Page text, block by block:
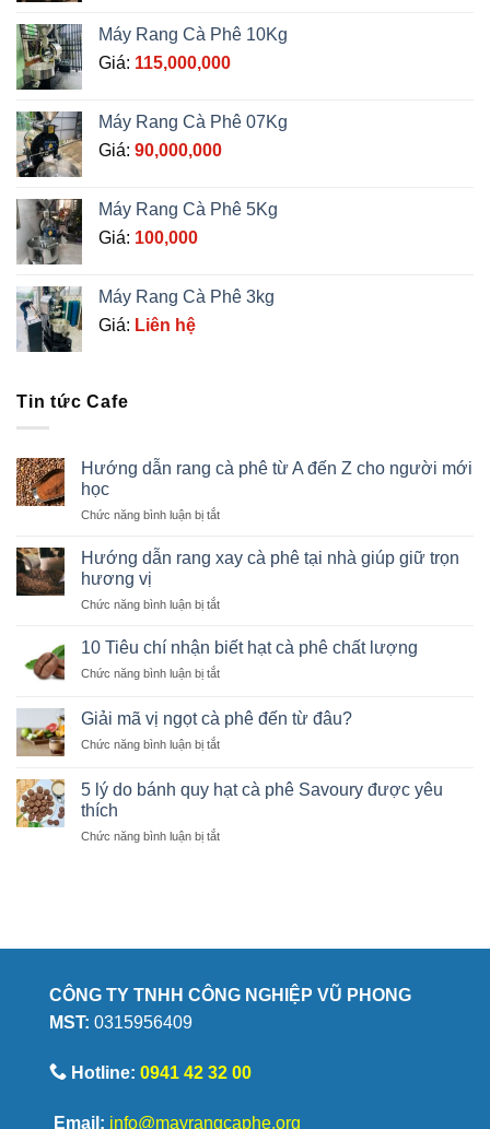
Máy Rang Cà Phê 10Kg
Giá: 115,000,000
Máy Rang Cà Phê 07Kg
Giá: 90,000,000
Máy Rang Cà Phê 5Kg
Giá: 100,000
Máy Rang Cà Phê 3kg
Giá: Liên hệ
Tin tức Cafe
Hướng dẫn rang cà phê từ A đến Z cho người mới
học
Chức năng bình luận bị tắtở
dẫn
rang
phê
A
Z
người
Hướng dẫn rang xay cà phê tại nhà giúp giữ trọn
hương vị
Chức năng bình luận bị tắtở
dẫn
xay
phê
nhà
giữ
10 Tiêu chí nhận biết hạt cà phê chất lượng
Chức năng bình luận bị tắtở
Tiêu
chí
nhận
hạt
chất
Giải mã vị ngọt cà phê đến từ đâu?
Chức năng bình luận bị tắtở
mã
vị
cà
5 lý do bánh quy hạt cà phê Savoury được yêu
thích
Chức năng bình luận bị tắtở
hạt
Savoury
CÔNG TY TNHH CÔNG NGHIỆP VŨ PHONG
MST: 0315956409
Hotline: 0941 42 32 00
Email: info@mayrangcaphe.org